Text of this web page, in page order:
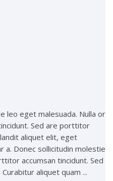
leo eget malesuada. Nulla or
Sed are porttitor
aliquet elit, eget
a. Donec sollicitudin molestie
accumsan tincidunt. Sed
aliquet quam ...